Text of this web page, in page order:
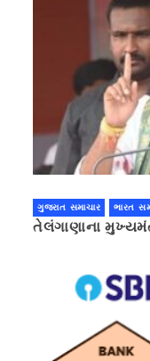
ગુજરાત સમાચાર ભારત
તેલંગાણાના